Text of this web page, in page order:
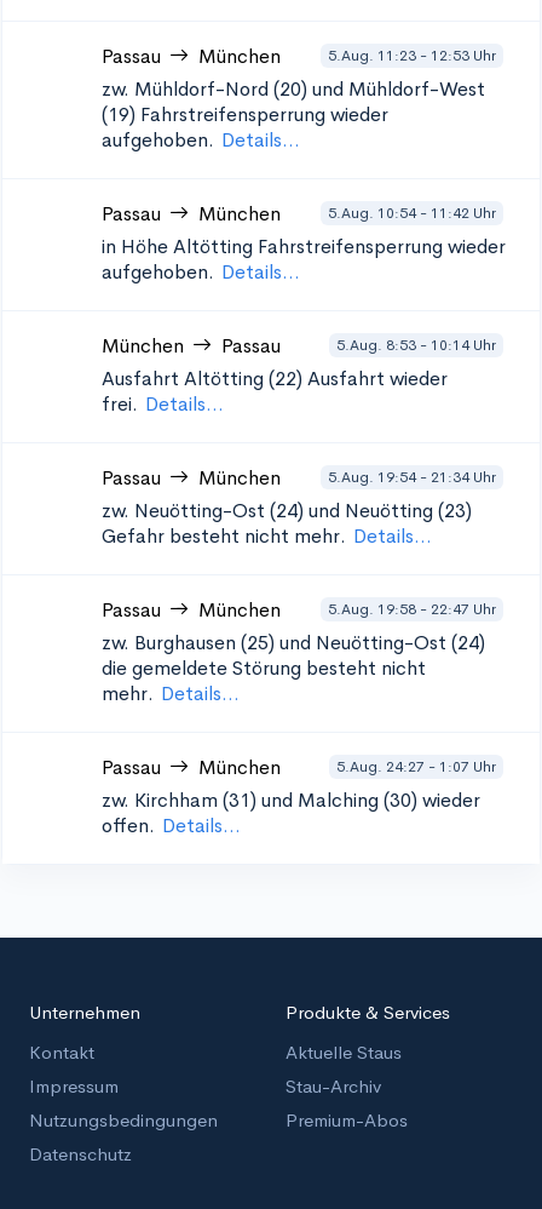
Passau München 5.Aug. 11:23 - 12:53 Uhr
zw. Mühldorf-Nord (20) und Mühldorf-West
(19) Fahrstreifensperrung wieder
aufgehoben. Details...
Passau München 5.Aug. 10:54 - 11:42 Uhr
in Höhe Altötting Fahrstreifensperrung wieder
aufgehoben. Details...
München Passau 5.Aug. 8:53 - 10:14 Uhr
Ausfahrt Altötting (22) Ausfahrt wieder
frei. Details...
Passau München 5.Aug. 19:54 - 21:34 Uhr
zw. Neuötting-Ost (24) und Neuötting (23)
Gefahr besteht nicht mehr. Details...
Passau München 5.Aug. 19:58 - 22:47 Uhr
zw. Burghausen (25) und Neuötting-Ost (24)
die gemeldete Störung besteht nicht
mehr. Details...
Passau München 5.Aug. 24:27 - 1:07 Uhr
zw. Kirchham (31) und Malching (30) wieder
offen. Details...
Unternehmen
Kontakt
Impressum
Nutzungsbedingungen
Datenschutz
Produkte & Services
Aktuelle Staus
Stau-Archiv
Premium-Abos